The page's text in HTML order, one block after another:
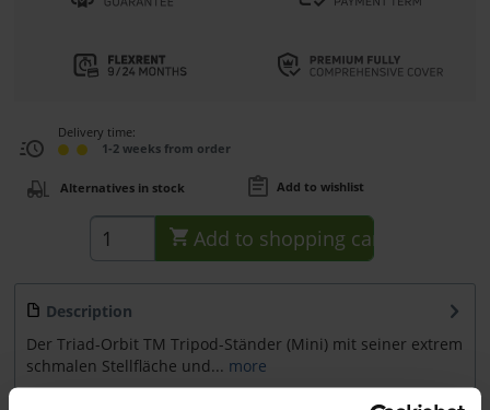
Delivery time:
1-2 weeks from order
Alternatives in stock Add to wishlist
Add to shopping cart
Description
Der Triad-Orbit TM Tripod-Ständer (Mini) mit seiner extrem
schmalen Stellfläche und... more